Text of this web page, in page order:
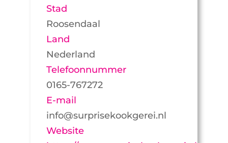
Stad
Roosendaal
Land
Nederland
Telefoonnummer
0165-767272
E-mail
info@surprisekookgerei.nl
Website